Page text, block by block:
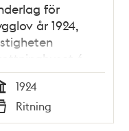
för
år 1924,
6
1924
Ritning